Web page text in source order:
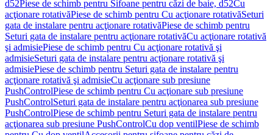
d52Piese de schimb pentru Sifoane pentru căzi de baie, d52Cu
acţionare rotativăPiese de schimb pentru Cu acţionare rotativăSeturi
gata de instalare pentru acţionare rotativăPiese de schimb pentru
Seturi gata de instalare pentru acţionare rotativăCu acţionare rotativă
şi admisiePiese de schimb pentru Cu acţionare rotativă şi
admisieSeturi gata de instalare pentru acţionare rotativă şi
admisiePiese de schimb pentru Seturi gata de instalare pentru
acţionare rotativă şi admisieCu acţionare sub presiune
PushControlPiese de schimb pentru Cu acţionare sub presiune
PushControlSeturi gata de instalare pentru acţionarea sub presiune
PushControlPiese de schimb pentru Seturi gata de instalare pentru
acţionarea sub presiune PushControlCu dop ventilPiese de schimb